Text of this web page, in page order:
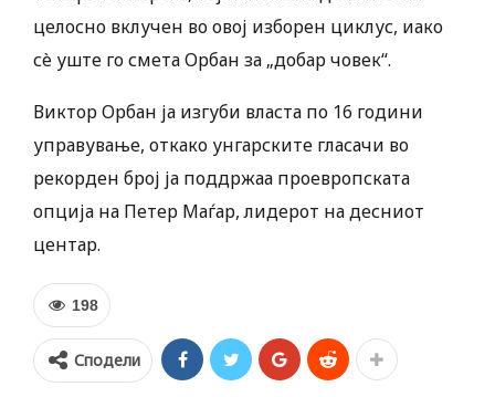
целосно вклучен во овој изборен циклус, иако
сè уште го смета Орбан за „добар човек“.
Виктор Орбан ја изгуби власта по 16 години
управување, откако унгарските гласачи во
рекорден број ја поддржаа проевропската
опција на Петер Маѓар, лидерот на десниот
центар.
198
Сподели